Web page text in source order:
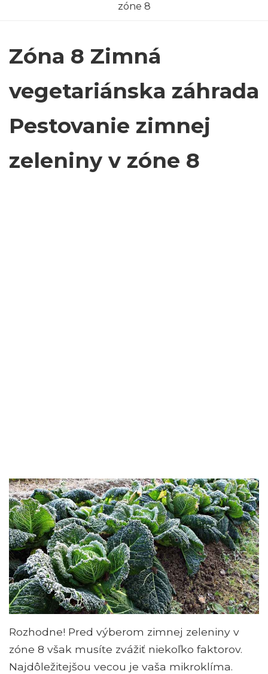
zóne 8
Zóna 8 Zimná
vegetariánska záhrada
Pestovanie zimnej
zeleniny v zóne 8
Rozhodne! Pred výberom zimnej zeleniny v
zóne 8 však musíte zvážiť niekoľko faktorov.
Najdôležitejšou vecou je vaša mikroklíma.